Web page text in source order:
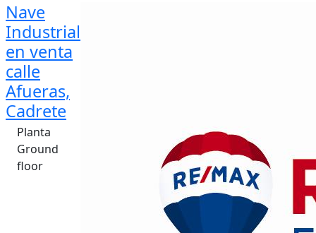
Nave
Industrial
en venta
calle
Afueras,
Cadrete
Planta
Ground
floor